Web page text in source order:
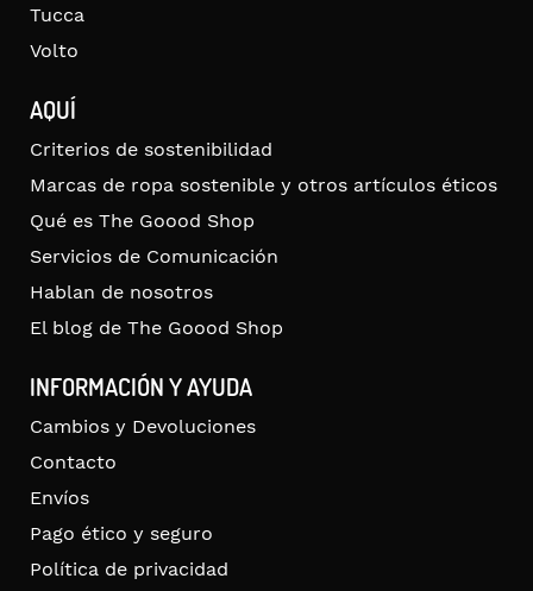
Tucca
Volto
AQUÍ
Criterios de sostenibilidad
Marcas de ropa sostenible y otros artículos éticos
Qué es The Goood Shop
Servicios de Comunicación
Hablan de nosotros
El blog de The Goood Shop
INFORMACIÓN Y AYUDA
Cambios y Devoluciones
Contacto
Envíos
Pago ético y seguro
Política de privacidad